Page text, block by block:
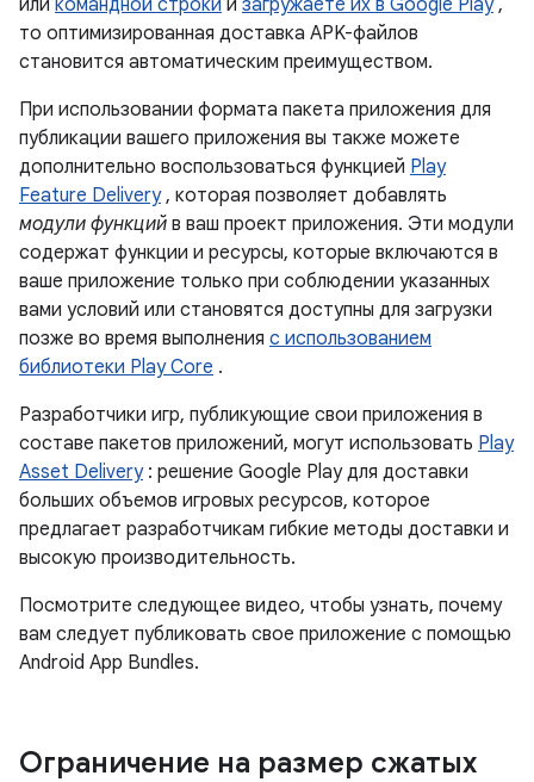
или командной строки и загружаете их в Google Play,
то оптимизированная доставка APK-файлов
становится автоматическим преимуществом.
При использовании формата пакета приложения для
публикации вашего приложения вы также можете
дополнительно воспользоваться функцией Play
Feature Delivery, которая позволяет добавлять
модули функций в ваш проект приложения. Эти модули
содержат функции и ресурсы, которые включаются в
ваше приложение только при соблюдении указанных
вами условий или становятся доступны для загрузки
позже во время выполнения с использованием
библиотеки Play Core .
Разработчики игр, публикующие свои приложения в
составе пакетов приложений, могут использовать Play
Asset Delivery: решение Google Play для доставки
больших объемов игровых ресурсов, которое
предлагает разработчикам гибкие методы доставки и
высокую производительность.
Посмотрите следующее видео, чтобы узнать, почему
вам следует публиковать свое приложение с помощью
Android App Bundles.
Ограничение на размер сжатых